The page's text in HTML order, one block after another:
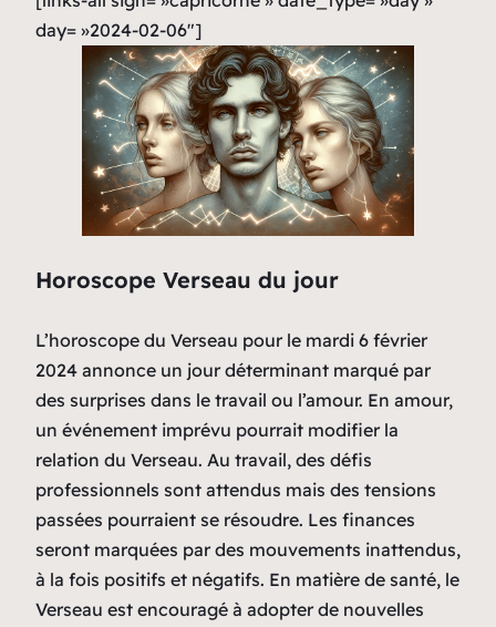
day= »2024-02-06″]
Horoscope Verseau du jour
L’horoscope du Verseau pour le mardi 6 février
2024 annonce un jour déterminant marqué par
des surprises dans le travail ou l’amour. En amour,
un événement imprévu pourrait modifier la
relation du Verseau. Au travail, des défis
professionnels sont attendus mais des tensions
passées pourraient se résoudre. Les finances
seront marquées par des mouvements inattendus,
à la fois positifs et négatifs. En matière de santé, le
Verseau est encouragé à adopter de nouvelles